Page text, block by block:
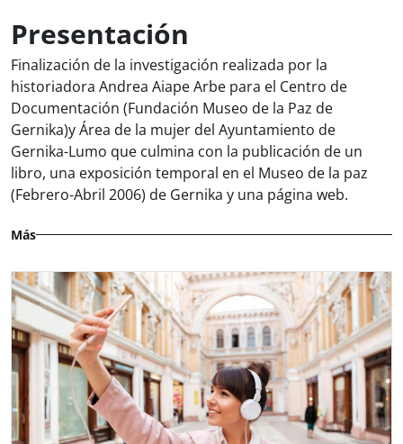
Presentación
Finalización de la investigación realizada por la
historiadora Andrea Aiape Arbe para el Centro de
Documentación (Fundación Museo de la Paz de
Gernika)y Área de la mujer del Ayuntamiento de
Gernika-Lumo que culmina con la publicación de un
libro, una exposición temporal en el Museo de la paz
(Febrero-Abril 2006) de Gernika y una página web.
Más